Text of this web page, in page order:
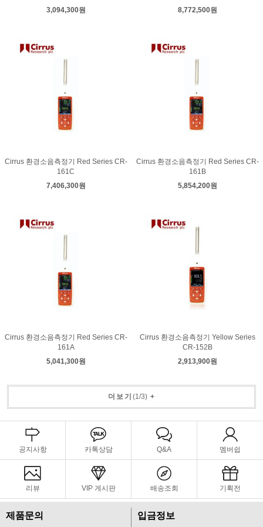
3,094,300원
8,772,500원
Cirrus 환경소음측정기 Red Series CR-
161C
7,406,300원
Cirrus 환경소음측정기 Red Series CR-
161B
5,854,200원
Cirrus 환경소음측정기 Red Series CR-
161A
5,041,300원
Cirrus 환경소음측정기 Yellow Series
CR-152B
2,913,900원
더보기 (1/3)+
공지사항 카톡상담 Q&A 멤버쉽
리뷰 VIP 게시판 배송조회 기획전
제품문의 입금정보